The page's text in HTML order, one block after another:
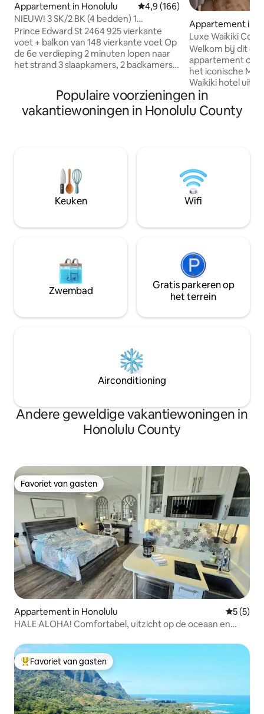
Appartement in Honolulu Gemiddelde beoordeling van
4,9 (166)
NIEUW! 3 SK/2 BK (4 bedden) 1
parkeerplaats + 2 minuten van het
strand
Prince Edward St 2464 925 vierkante
voet + balkon van 148 vierkante voet Op
de 6e verdieping 2 minuten lopen naar
het strand 3 slaapkamers, 2 badkamers
wasserette ter plaatse Opmerking over
voorzieningen: geen zwembad of
fitnessruimte op het terrein
Toegankelijkheid: Houd er rekening
Parkeerregels: 1 toegewezen
parkeervak inbegrepen Maximale
hoogte 2,03 m Geschikt voor maximaal
een minibusje of een grote SUV Geen
Registratielicentienummer: 2026-STR-
Appartement in
Luxe Waikiki
GRATIS
Welkom bij dit
appartement op
het iconische
Waikiki hotel uit
vintage charme
waaronder een
de oceaan,
winkels,
wereldklasse.
een slaapbank is
koppels of
essentie van
Populaire voorzieningen in
vakantiewoningen in Honolulu County
Keuken Wifi
Zwembad
Gratis parkeren op
het terrein
Airconditioning
Andere geweldige vakantiewoningen in
Honolulu County
Favoriet van gasten
Favoriet van gasten
Appartement in Honolulu
5 (5)
HALE ALOHA! Comfortabel, uitzicht op de oceaan en
Topfavoriet van gasten
Favoriet van gasten